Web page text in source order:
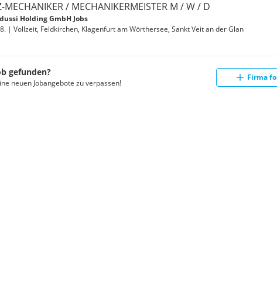
MECHANIKER / MECHANIKERMEISTER M / W / D
Holding GmbH Jobs
| Vollzeit, Feldkirchen, Klagenfurt am Wörthersee, Sankt Veit an der Glan
gefunden?
neuen Jobangebote zu verpassen!
Firma